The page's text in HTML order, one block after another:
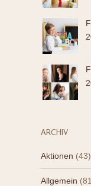
ARCHIV
Aktionen (43)
Allgemein